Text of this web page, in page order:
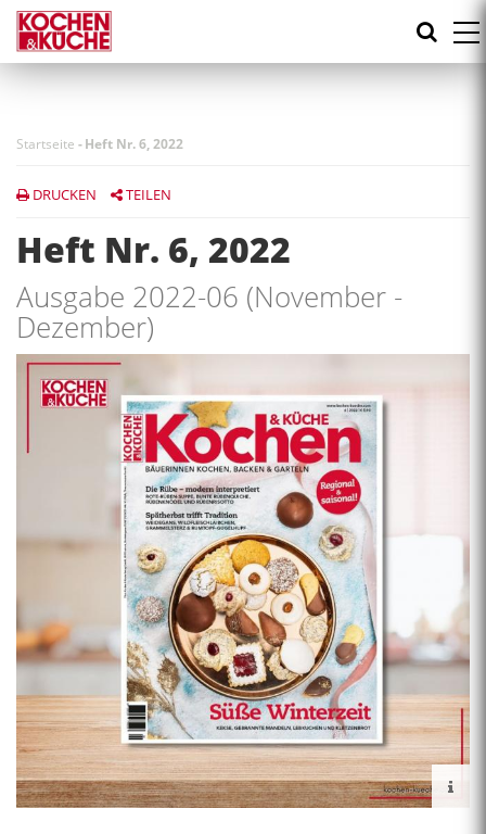
Direkt
zum
Inhalt
Startseite -Heft Nr. 6, 2022
DRUCKEN TEILEN
Heft Nr. 6, 2022
Ausgabe 2022-06 (November -
Dezember)